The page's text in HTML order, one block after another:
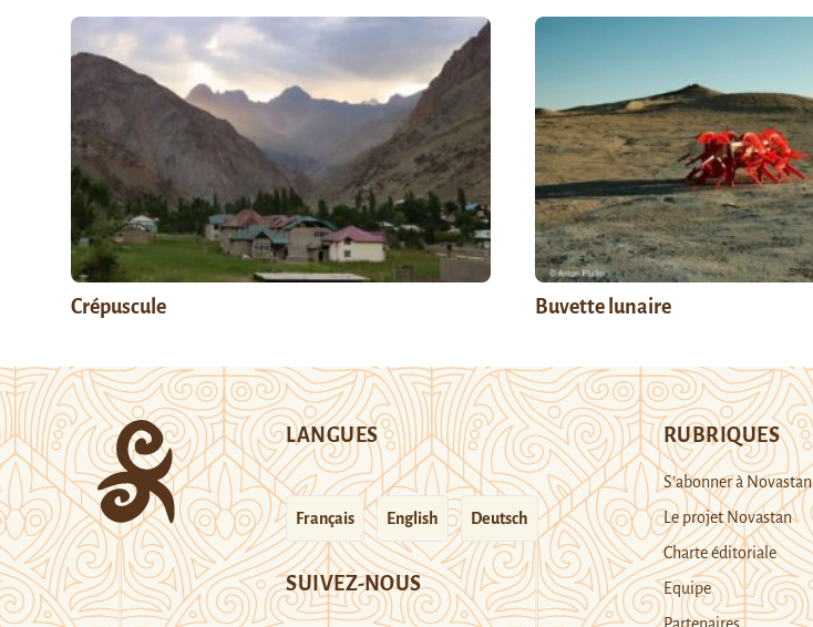
Crépuscule Buvette lunaire
LANGUES
Français English Deutsch
SUIVEZ-NOUS
RUBRIQUES
S’abonner à Novastan
Le projet Novastan
Charte éditoriale
Equipe
Partenaires